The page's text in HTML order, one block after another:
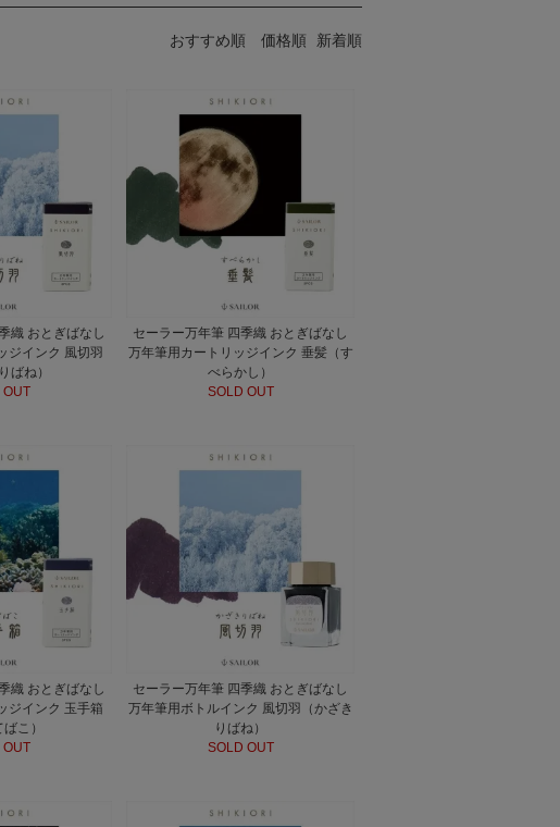
おすすめ順 価格順 新着順
織 おとぎばなし
ジインク 風切羽
ばね）
OUT
セーラー万年筆 四季織 おとぎばなし
万年筆用カートリッジインク 垂髪（す
べらかし）
SOLD OUT
織 おとぎばなし
ジインク 玉手箱
ばこ）
OUT
セーラー万年筆 四季織 おとぎばなし
万年筆用ボトルインク 風切羽（かざき
りばね）
SOLD OUT